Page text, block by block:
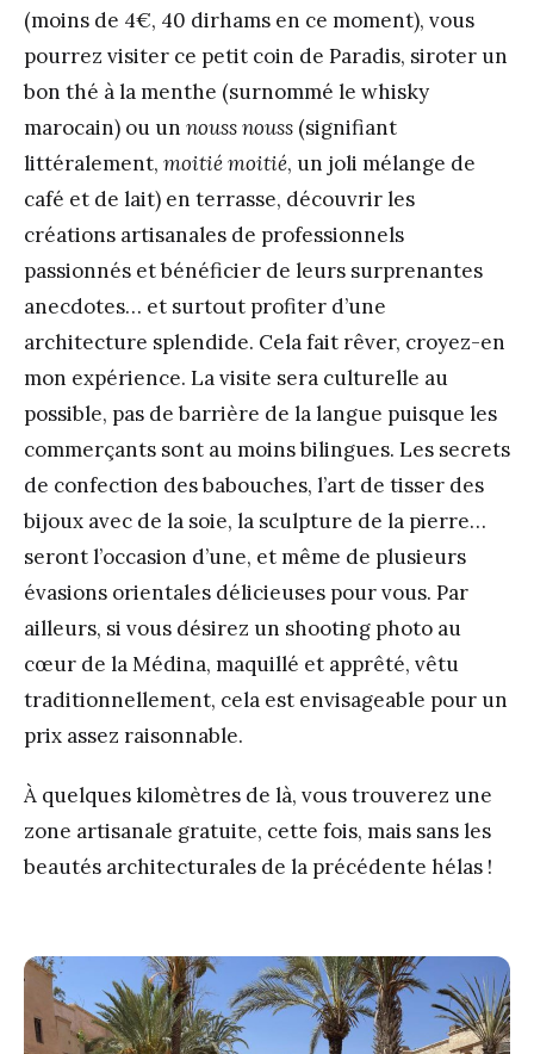
(moins de 4€, 40 dirhams en ce moment), vous
pourrez visiter ce petit coin de Paradis, siroter un
bon thé à la menthe (surnommé le whisky
marocain) ou un nouss nouss (signifiant
littéralement, moitié moitié, un joli mélange de
café et de lait) en terrasse, découvrir les
créations artisanales de professionnels
passionnés et bénéficier de leurs surprenantes
anecdotes… et surtout profiter d’une
architecture splendide. Cela fait rêver, croyez-en
mon expérience. La visite sera culturelle au
possible, pas de barrière de la langue puisque les
commerçants sont au moins bilingues. Les secrets
de confection des babouches, l’art de tisser des
bijoux avec de la soie, la sculpture de la pierre…
seront l’occasion d’une, et même de plusieurs
évasions orientales délicieuses pour vous. Par
ailleurs, si vous désirez un shooting photo au
cœur de la Médina, maquillé et apprêté, vêtu
traditionnellement, cela est envisageable pour un
prix assez raisonnable.
À quelques kilomètres de là, vous trouverez une
zone artisanale gratuite, cette fois, mais sans les
beautés architecturales de la précédente hélas !